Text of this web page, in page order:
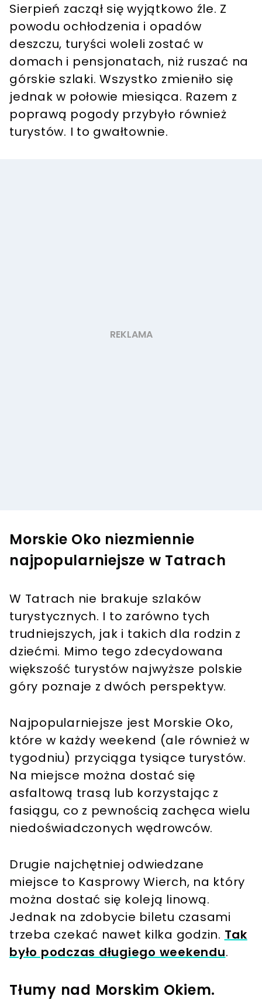
Sierpień zaczął się wyjątkowo źle. Z
powodu ochłodzenia i opadów
deszczu, turyści woleli zostać w
domach i pensjonatach, niż ruszać na
górskie szlaki. Wszystko zmieniło się
jednak w połowie miesiąca. Razem z
poprawą pogody przybyło również
turystów. I to gwałtownie.
Morskie Oko niezmiennie
najpopularniejsze w Tatrach
W Tatrach nie brakuje szlaków
turystycznych. I to zarówno tych
trudniejszych, jak i takich dla rodzin z
dziećmi. Mimo tego zdecydowana
większość turystów najwyższe polskie
góry poznaje z dwóch perspektyw.
Najpopularniejsze jest Morskie Oko,
które w każdy weekend (ale również w
tygodniu) przyciąga tysiące turystów.
Na miejsce można dostać się
asfaltową trasą lub korzystając z
fasiągu, co z pewnością zachęca wielu
niedoświadczonych wędrowców.
Drugie najchętniej odwiedzane
miejsce to Kasprowy Wierch, na który
można dostać się koleją linową.
Jednak na zdobycie biletu czasami
trzeba czekać nawet kilka godzin. Tak
było podczas długiego weekendu.
Tłumy nad Morskim Okiem.